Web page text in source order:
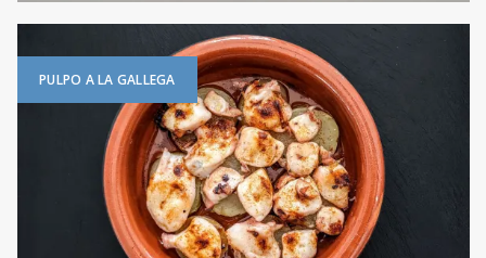
PULPO A LA GALLEGA